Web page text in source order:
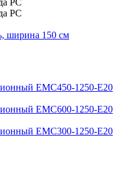
PC
ширина 150 см
ЕМС450-1250-E20
EMC600-1250-E20
EMC300-1250-E20